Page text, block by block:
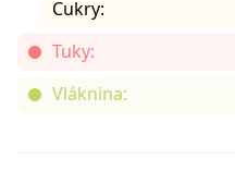
Cukry:
Tuky:
Vláknina: